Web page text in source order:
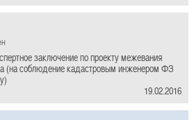
заключение по проекту межевания
(на соблюдение кадастровым инженером ФЗ
19.02.2016